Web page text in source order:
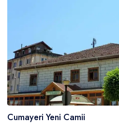
Cumayeri Yeni Camii